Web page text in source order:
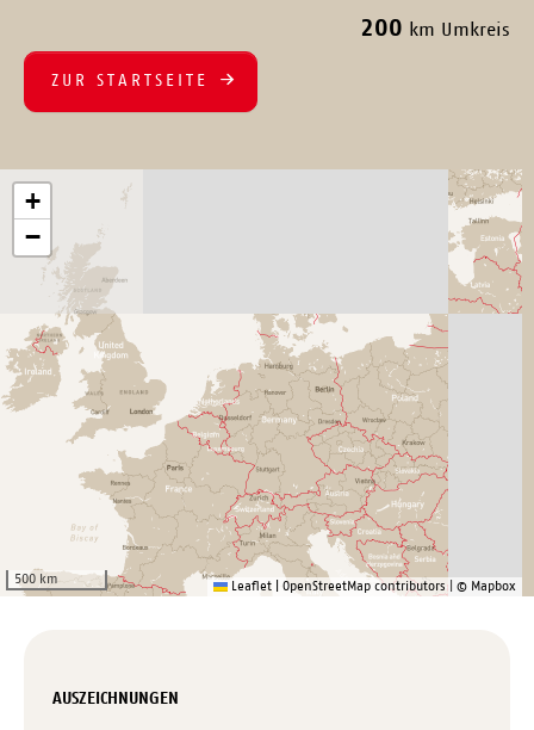
200 km Umkreis
ZUR STARTSEITE
16
2
2
7
+
−
50 km
Leaflet OpenStreetMap contributors| © Mapbox
AUSZEICHNUNGEN